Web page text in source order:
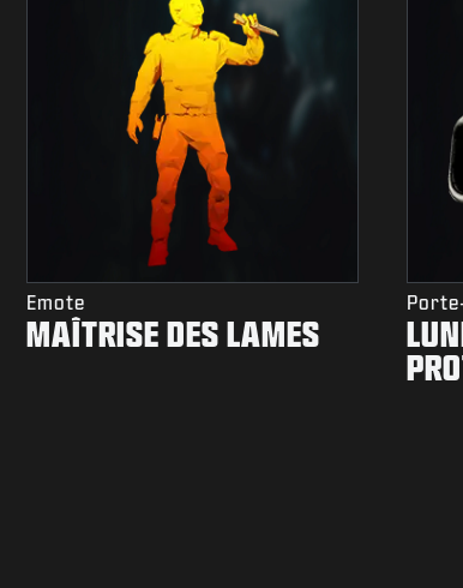
Emote
MAÎTRISE DES LAMES